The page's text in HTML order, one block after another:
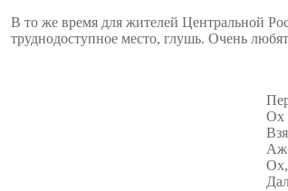
В то же время для жителей Центральной
труднодоступное место, глушь. Очень
Ох
Аж
Ох,